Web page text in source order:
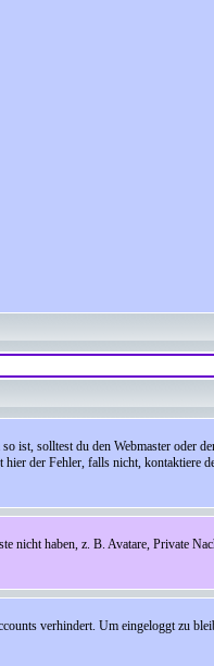
ist, solltest du den Webmaster oder
der Fehler, falls nicht, kontaktiere
nicht haben, z. B. Avatare, Private
verhindert. Um eingeloggt zu